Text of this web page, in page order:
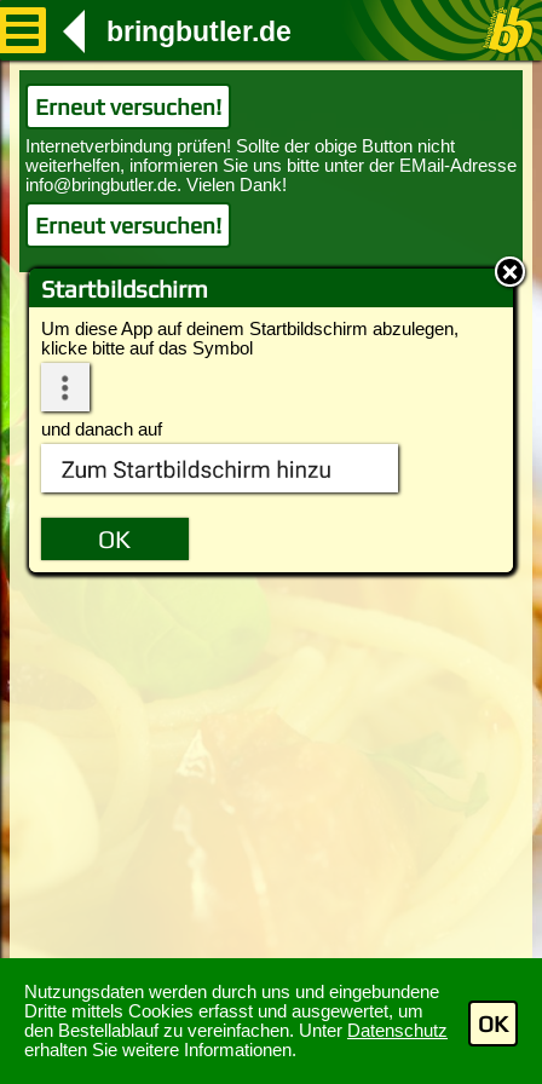
Nutzungsdaten werden durch uns und eingebundene
Dritte mittels Cookies erfasst und ausgewertet, um
den Bestellablauf zu vereinfachen. Unter Datenschutz
erhalten Sie weitere Informationen.
OK
Startbildschirm
Um diese App auf deinem Startbildschirm abzulegen,
klicke bitte auf das Symbol
und danach auf
bringbutler.de
Erneut versuchen!
Erneut versuchen!